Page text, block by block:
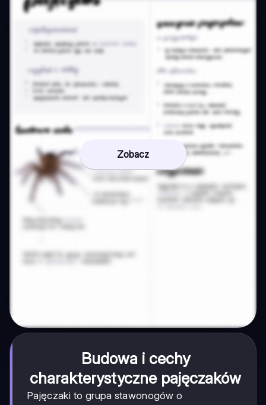
Zobacz
Budowa i cechy
charakterystyczne pajęczaków
Pajęczaki to grupa stawonogów o